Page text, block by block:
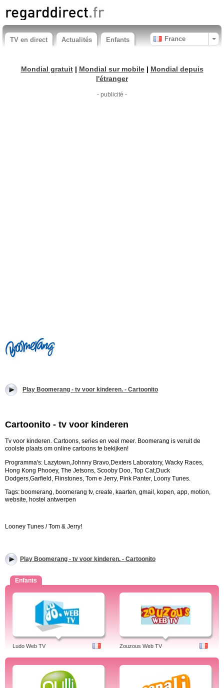
TV en direct Actualités Enfants France
Mondial gratuit| Mondial sur mobile| Mondial depuis
l'étranger
- publicité -
Play Boomerang - tv voor kinderen. - Cartoonito
Cartoonito - tv voor kinderen
Tv voor kinderen. Cartoons, series en veel meer. Boomerang is veruit de
coolste plaats om online cartoons te bekijken!
Programma's: Lazytown,Johnny Bravo,Dexters Laboratory, Wacky Races,
Hong Kong Phooey, The Jetsons, Scooby Doo, Top Cat,Duck
Dodgers,Garfield, Flinstones, Tom e Jerry, Pink Panter, Loony Tunes.
Tags: boomerang, boomerang tv, create, kaarten, gmail, kopen, app, motion,
website, hostel antwerpen
Looney Tunes / Tom & Jerry!
Play Boomerang - tv voor kinderen. - Cartoonito
Enfants
Ludo Web TV Zouzous Web TV